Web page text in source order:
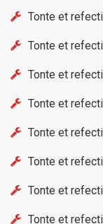
Tonte et
Tonte et
Tonte et
Tonte et
Tonte et
Tonte et
Tonte et
Tonte et